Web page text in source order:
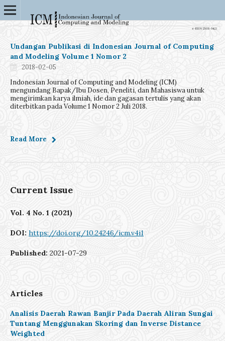
Undangan Publikasi di Indonesian Journal of Computing
and Modeling Volume 1 Nomor 2
2018-02-05
Indonesian Journal of Computing and Modeling (ICM)
mengundang Bapak/Ibu Dosen, Peneliti, dan Mahasiswa untuk
mengirimkan karya ilmiah, ide dan gagasan tertulis yang akan
diterbitkan pada Volume 1 Nomor 2 Juli 2018.
Read More
Current Issue
Vol. 4 No. 1 (2021)
DOI: https://doi.org/10.24246/icm.v4i1
Published: 2021-07-29
Articles
Analisis Daerah Rawan Banjir Pada Daerah Aliran Sungai
Tuntang Menggunakan Skoring dan Inverse Distance
Weighted